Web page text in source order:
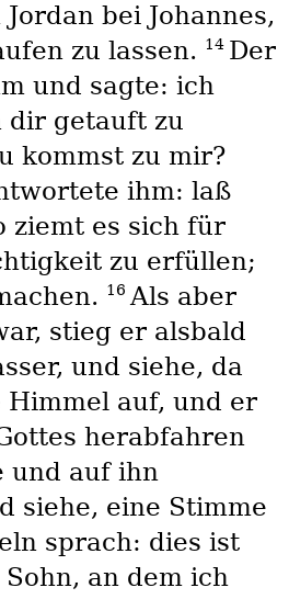
bei Johannes,
zu lassen. 14 Der
und sagte: ich
dir getauft zu
kommst zu mir?
ihm: laß
ziemt es sich für
zu erfüllen;
16 Als aber
stieg er alsbald
und siehe, da
auf, und er
herabfahren
und auf ihn
siehe, eine Stimme
sprach: dies ist
an dem ich